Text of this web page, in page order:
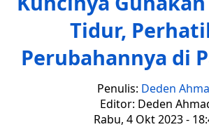
Tidur,
Perubahannya di
Penulis: Deden
Editor: Deden
Rabu, 4 Okt 2023 -